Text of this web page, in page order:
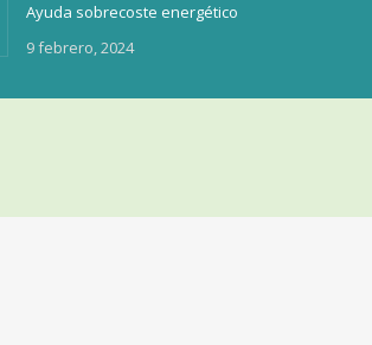
Ayuda sobrecoste energético
9 febrero, 2024